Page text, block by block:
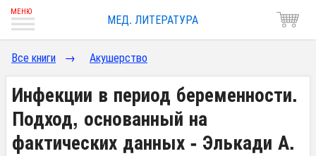
МЕД. ЛИТЕРАТУРА
Все книги → Акушерство
Инфекции в период беременности.
Подход, основанный на
фактических данных - Элькади А.